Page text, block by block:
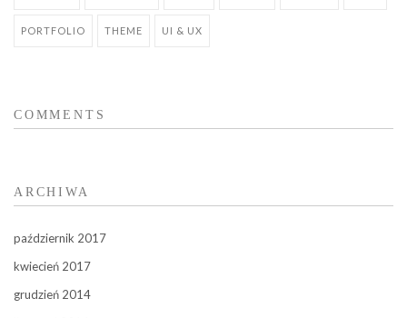
PORTFOLIO THEME UI & UX
COMMENTS
ARCHIWA
październik 2017
kwiecień 2017
grudzień 2014